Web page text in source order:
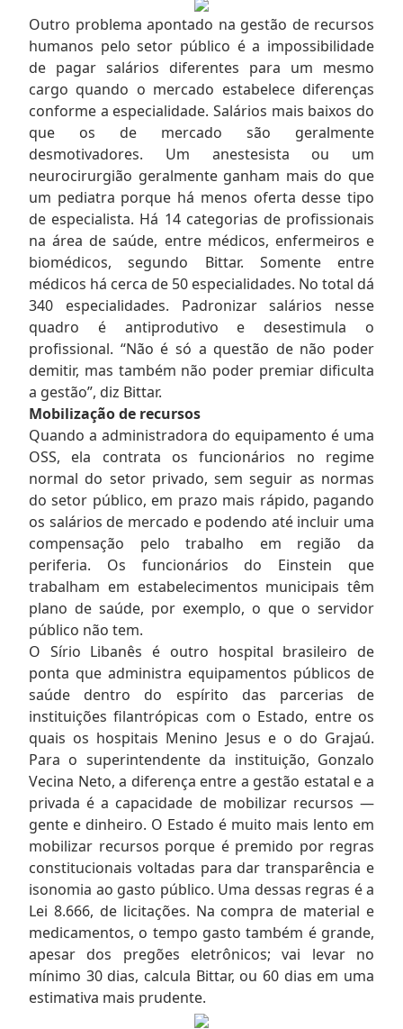
Outro problema apontado na gestão de recursos
humanos pelo setor público é a impossibilidade
de pagar salários diferentes para um mesmo
cargo quando o mercado estabelece diferenças
conforme a especialidade. Salários mais baixos do
que os de mercado são geralmente
desmotivadores. Um anestesista ou um
neurocirurgião geralmente ganham mais do que
um pediatra porque há menos oferta desse tipo
de especialista. Há 14 categorias de profissionais
na área de saúde, entre médicos, enfermeiros e
biomédicos, segundo Bittar. Somente entre
médicos há cerca de 50 especialidades. No total dá
340 especialidades. Padronizar salários nesse
quadro é antiprodutivo e desestimula o
profissional. “Não é só a questão de não poder
demitir, mas também não poder premiar dificulta
a gestão”, diz Bittar.
Mobilização de recursos
Quando a administradora do equipamento é uma
OSS, ela contrata os funcionários no regime
normal do setor privado, sem seguir as normas
do setor público, em prazo mais rápido, pagando
os salários de mercado e podendo até incluir uma
compensação pelo trabalho em região da
periferia. Os funcionários do Einstein que
trabalham em estabelecimentos municipais têm
plano de saúde, por exemplo, o que o servidor
público não tem.
O Sírio Libanês é outro hospital brasileiro de
ponta que administra equipamentos públicos de
saúde dentro do espírito das parcerias de
instituições filantrópicas com o Estado, entre os
quais os hospitais Menino Jesus e o do Grajaú.
Para o superintendente da instituição, Gonzalo
Vecina Neto, a diferença entre a gestão estatal e a
privada é a capacidade de mobilizar recursos —
gente e dinheiro. O Estado é muito mais lento em
mobilizar recursos porque é premido por regras
constitucionais voltadas para dar transparência e
isonomia ao gasto público. Uma dessas regras é a
Lei 8.666, de licitações. Na compra de material e
medicamentos, o tempo gasto também é grande,
apesar dos pregões eletrônicos; vai levar no
mínimo 30 dias, calcula Bittar, ou 60 dias em uma
estimativa mais prudente.